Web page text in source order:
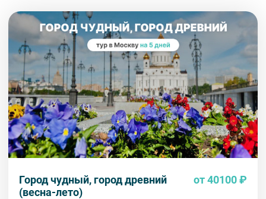
Город чудный, город древний
(весна-лето)
от 40100 ₽